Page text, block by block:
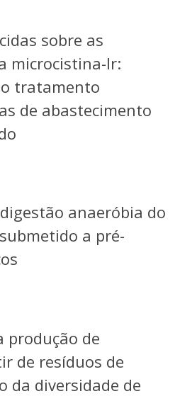
sobre as
microcistina-lr:
tratamento
de abastecimento
anaeróbia do
a pré-
produção de
de resíduos de
da diversidade de